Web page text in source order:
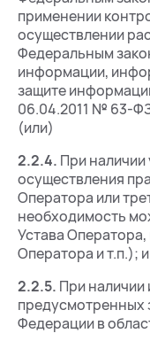
применении
осуществлении
Федеральным
информации,
защите
06.04.2011 № 63-
(или)
2.2.4. При
осуществления
Оператора или
необходимость
Устава
Оператора и т.п.);
2.2.5. При наличии
предусмотренных
Федерации в